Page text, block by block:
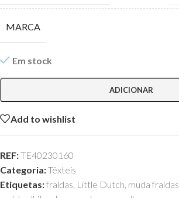
MARCA
Em stock
ADICIONAR
Add to wishlist
REF:TE40230160
Categoria:Têxteis
Etiquetas:fraldas, Little Dutch, muda fraldas